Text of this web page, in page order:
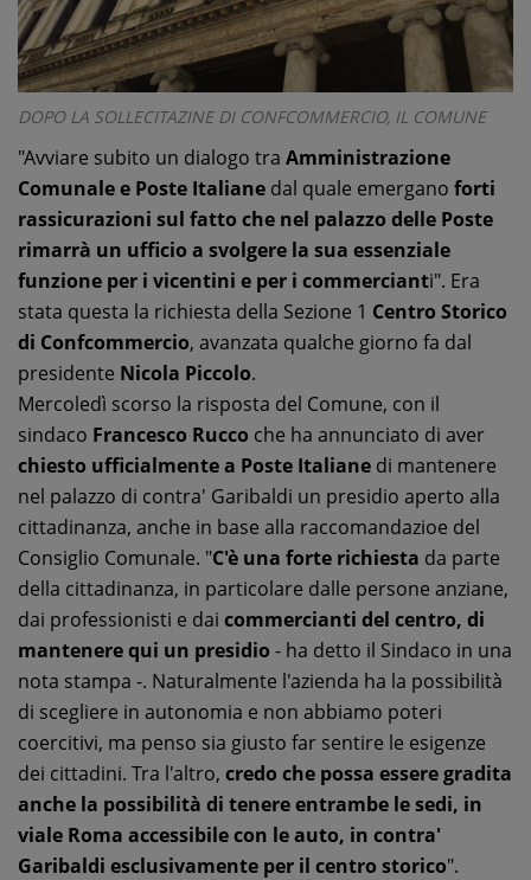
DOPO LA SOLLECITAZINE DI CONFCOMMERCIO, IL COMUNE
"Avviare subito un dialogo tra Amministrazione
Comunale e Poste Italiane dal quale emergano forti
rassicurazioni sul fatto che nel palazzo delle Poste
rimarrà un ufficio a svolgere la sua essenziale
funzione per i vicentini e per i commercianti". Era
stata questa la richiesta della Sezione 1 Centro Storico
di Confcommercio, avanzata qualche giorno fa dal
presidente Nicola Piccolo.
Mercoledì scorso la risposta del Comune, con il
sindaco Francesco Rucco che ha annunciato di aver
chiesto ufficialmente a Poste Italiane di mantenere
nel palazzo di contra' Garibaldi un presidio aperto alla
cittadinanza, anche in base alla raccomandazioe del
Consiglio Comunale. "C'è una forte richiesta da parte
della cittadinanza, in particolare dalle persone anziane,
dai professionisti e dai commercianti del centro, di
mantenere qui un presidio - ha detto il Sindaco in una
nota stampa -. Naturalmente l'azienda ha la possibilità
di scegliere in autonomia e non abbiamo poteri
coercitivi, ma penso sia giusto far sentire le esigenze
dei cittadini. Tra l'altro, credo che possa essere gradita
anche la possibilità di tenere entrambe le sedi, in
viale Roma accessibile con le auto, in contra'
Garibaldi esclusivamente per il centro storico".